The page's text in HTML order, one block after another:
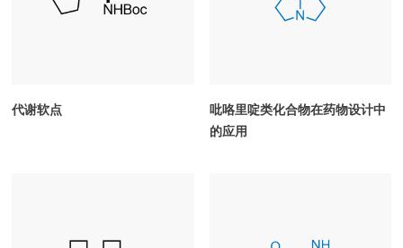
代谢软点
吡咯里啶类化合物在药物设计中
的应用